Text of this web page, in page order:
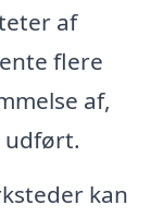
af
flere
af,
udført.
kan